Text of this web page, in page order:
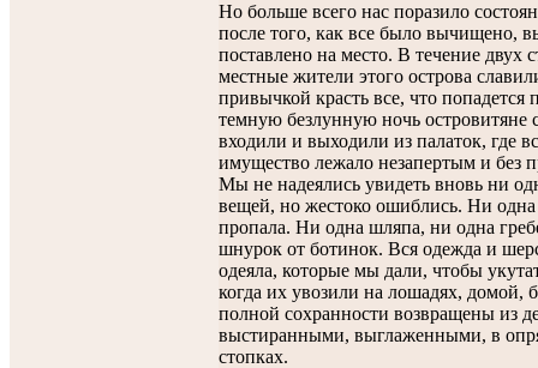
Но больше всего нас поразило
после того, как все было вычищено,
поставлено на место. В течение двух
местные жители этого острова
привычкой красть все, что попадется
темную безлунную ночь островитяне
входили и выходили из палаток, где
имущество лежало незапертым и без
Мы не надеялись увидеть вновь ни
вещей, но жестоко ошиблись. Ни
пропала. Ни одна шляпа, ни одна
шнурок от ботинок. Вся одежда и
одеяла, которые мы дали, чтобы
когда их увозили на лошадях, домой,
полной сохранности возвращены из
выстиранными, выглаженными, в
стопках.